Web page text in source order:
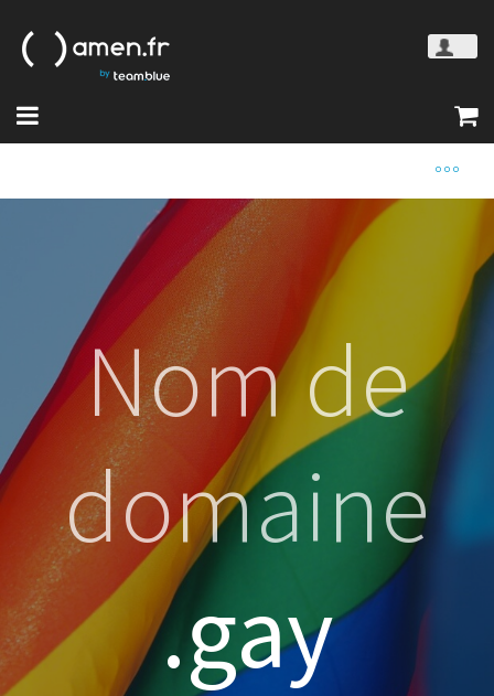
Nom de
domaine
.gay